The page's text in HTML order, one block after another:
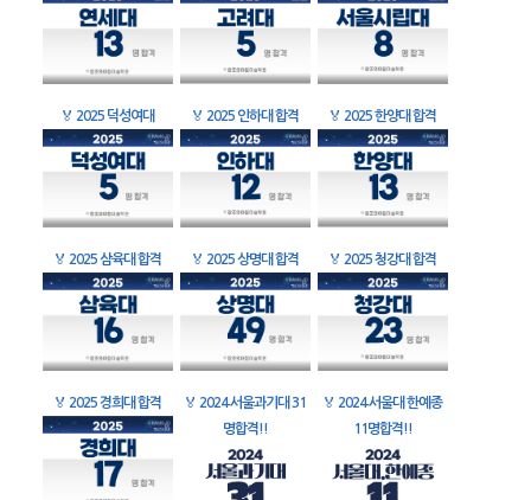
🏅 2025 덕성여대 🏅 2025 인하대 합격 🏅 2025 한양대 합격
🏅 2025 삼육대 합격 🏅 2025 상명대 합격 🏅 2025 청강대 합격
🏅 2025 경희대 합격 🏅 2024 서울과기대 31
명합격!!
🏅 2024 서울대 한예종
11명합격!!